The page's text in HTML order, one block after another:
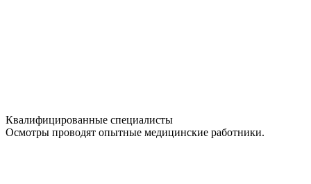
Квалифицированные специалисты
Осмотры проводят опытные медицинские работники.